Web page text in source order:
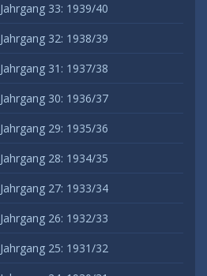
Jahrgang 33: 1939/40
Jahrgang 32: 1938/39
Jahrgang 31: 1937/38
Jahrgang 30: 1936/37
Jahrgang 29: 1935/36
Jahrgang 28: 1934/35
Jahrgang 27: 1933/34
Jahrgang 26: 1932/33
Jahrgang 25: 1931/32